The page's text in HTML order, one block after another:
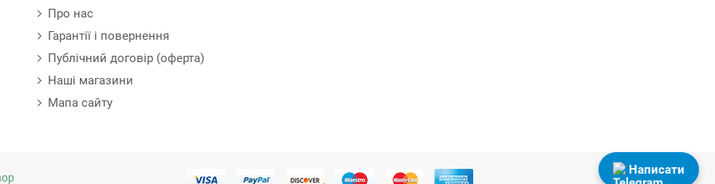
Про нас
Гарантії і повернення
Публічний договір (оферта)
Наші магазини
Мапа сайту
Написати